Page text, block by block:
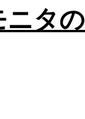
ニタ